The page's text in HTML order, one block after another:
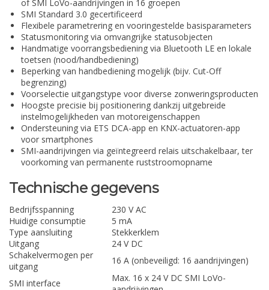
of SMI LoVo-aandrijvingen in 16 groepen
SMI Standard 3.0 gecertificeerd
Flexibele parametrering en vooringestelde basisparameters
Statusmonitoring via omvangrijke statusobjecten
Handmatige voorrangsbediening via Bluetooth LE en lokale
toetsen (nood/handbediening)
Beperking van handbediening mogelijk (bijv. Cut-Off
begrenzing)
Voorselectie uitgangstype voor diverse zonweringsproducten
Hoogste precisie bij positionering dankzij uitgebreide
instelmogelijkheden van motoreigenschappen
Ondersteuning via ETS DCA-app en KNX-actuatoren-app
voor smartphones
SMI-aandrijvingen via geïntegreerd relais uitschakelbaar, ter
voorkoming van permanente ruststroomopname
Technische gegevens
Bedrijfsspanning
230 V AC
Huidige consumptie
5 mA
Type aansluiting
Stekkerklem
Uitgang
24 V DC
Schakelvermogen per
uitgang
16 A (onbeveiligd: 16 aandrijvingen)
SMI interface
Max. 16 x 24 V DC SMI LoVo-